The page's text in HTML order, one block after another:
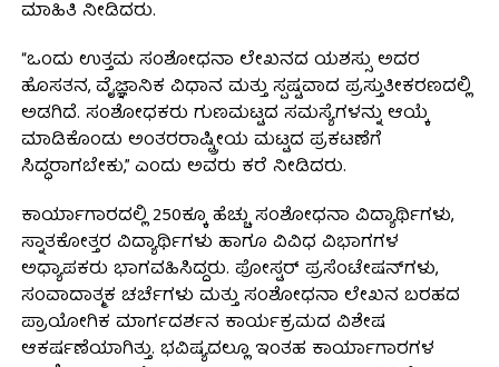
ಮಾಹಿತಿ ನೀಡಿದರು.
“ಒಂದು ಉತ್ತಮ ಸಂಶೋಧನಾ ಲೇಖನದ ಯಶಸ್ಸು ಅದರ
ಹೊಸತನ, ವೈಜ್ಞಾನಿಕ ವಿಧಾನ ಮತ್ತು ಸ್ಪಷ್ಟವಾದ ಪ್ರಸ್ತುತೀಕರಣದಲ್ಲಿ
ಅಡಗಿದೆ. ಸಂಶೋಧಕರು ಗುಣಮಟ್ಟದ ಸಮಸ್ಯೆಗಳನ್ನು ಆಯ್ಕೆ
ಮಾಡಿಕೊಂಡು ಅಂತರರಾಷ್ಟ್ರೀಯ ಮಟ್ಟದ ಪ್ರಕಟಣೆಗೆ
ಸಿದ್ಧರಾಗಬೇಕು,” ಎಂದು ಅವರು ಕರೆ ನೀಡಿದರು.
ಕಾರ್ಯಾಗಾರದಲ್ಲಿ 250ಕ್ಕೂ ಹೆಚ್ಚು ಸಂಶೋಧನಾ ವಿದ್ಯಾರ್ಥಿಗಳು,
ಸ್ನಾತಕೋತ್ತರ ವಿದ್ಯಾರ್ಥಿಗಳು ಹಾಗೂ ವಿವಿಧ ವಿಭಾಗಗಳ
ಅಧ್ಯಾಪಕರು ಭಾಗವಹಿಸಿದ್ದರು. ಪೋಸ್ಟರ್ ಪ್ರಸೆಂಟೇಷನ್‌ಗಳು,
ಸಂವಾದಾತ್ಮಕ ಚರ್ಚೆಗಳು ಮತ್ತು ಸಂಶೋಧನಾ ಲೇಖನ ಬರಹದ
ಪ್ರಾಯೋಗಿಕ ಮಾರ್ಗದರ್ಶನ ಕಾರ್ಯಕ್ರಮದ ವಿಶೇಷ
ಆಕರ್ಷಣೆಯಾಗಿತ್ತು. ಭವಿಷ್ಯದಲ್ಲೂ ಇಂತಹ ಕಾರ್ಯಾಗಾರಗಳ